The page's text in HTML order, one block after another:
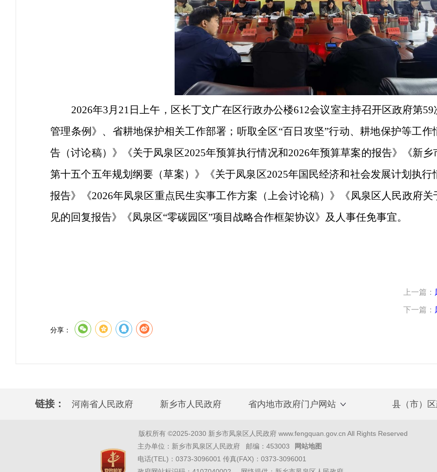
2026年3月21日上午，区长丁文广在区行政办公楼612会议室主持召开区政府第
管理条例》、省耕地保护相关工作部署；听取全区“百日攻坚”行动、耕地保护等工
告（讨论稿）》《关于凤泉区2025年预算执行情况和2026年预算草案的报告》《新
第十五个五年规划纲要（草案）》《关于凤泉区2025年国民经济和社会发展计划执行
报告》《2026年凤泉区重点民生实事工作方案（上会讨论稿）》《凤泉区人民政府
见的回复报告》《凤泉区“零碳园区”项目战略合作框架协议》及人事任免事宜。
上一篇：
下一篇：
分享：
链接： 河南省人民政府 新乡市人民政府 省内地市政府门户网站 县（市）
版权所有 ©2025-2030 新乡市凤泉区人民政府 www.fengquan.gov.cn All Rights Reserved
主办单位：新乡市凤泉区人民政府 邮编：453003
网站地图
电话(TEL)：0373-3096001 传真(FAX)：0373-3096001